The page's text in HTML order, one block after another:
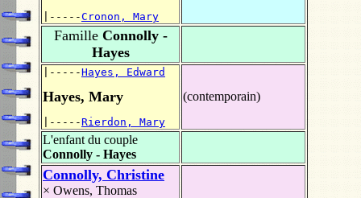
|-----Cronon, Mary
FamilleConnolly -
Hayes
|-----Hayes, Edward
Hayes, Mary
|-----Rierdon, Mary
(contemporain)
L'enfant du couple
Connolly - Hayes
Connolly, Christine
× Owens, Thomas